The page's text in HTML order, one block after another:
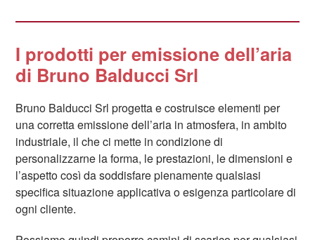
I prodotti per emissione dell’aria
di Bruno Balducci Srl
Bruno Balducci Srl progetta e costruisce elementi per
una corretta emissione dell’aria in atmosfera, in ambito
industriale, il che ci mette in condizione di
personalizzarne la forma, le prestazioni, le dimensioni e
l’aspetto così da soddisfare pienamente qualsiasi
specifica situazione applicativa o esigenza particolare di
ogni cliente.